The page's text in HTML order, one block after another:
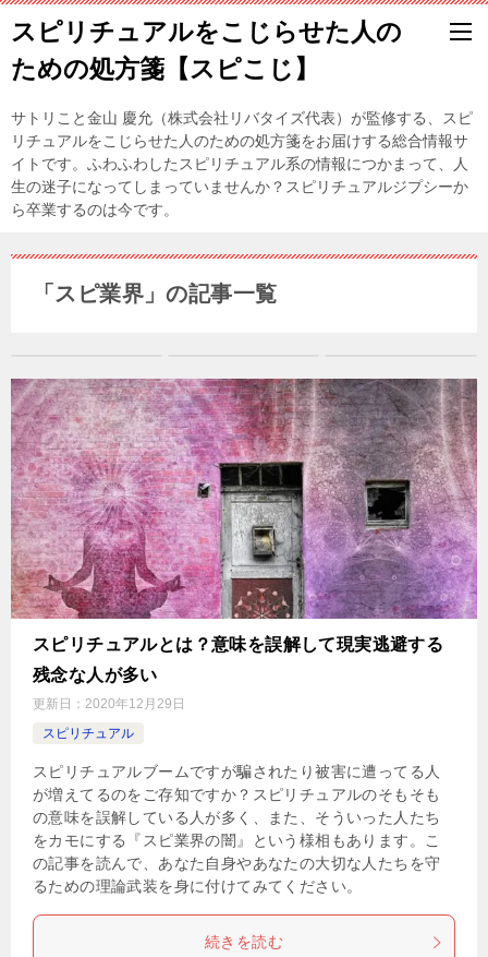
スピリチュアルをこじらせた人の
ための処方箋【スピこじ】
サトリこと金山 慶允（株式会社リバタイズ代表）が監修する、スピ
リチュアルをこじらせた人のための処方箋をお届けする総合情報サ
イトです。ふわふわしたスピリチュアル系の情報につかまって、人
生の迷子になってしまっていませんか？スピリチュアルジプシーか
ら卒業するのは今です。
「スピ業界」の記事一覧
スピリチュアルとは？意味を誤解して現実逃避する
残念な人が多い
更新日： 2020年12月29日
スピリチュアル
スピリチュアルブームですが騙されたり被害に遭ってる人
が増えてるのをご存知ですか？スピリチュアルのそもそも
の意味を誤解している人が多く、また、そういった人たち
をカモにする『スピ業界の闇』という様相もあります。こ
の記事を読んで、あなた自身やあなたの大切な人たちを守
るための理論武装を身に付けてみてください。
続きを読む